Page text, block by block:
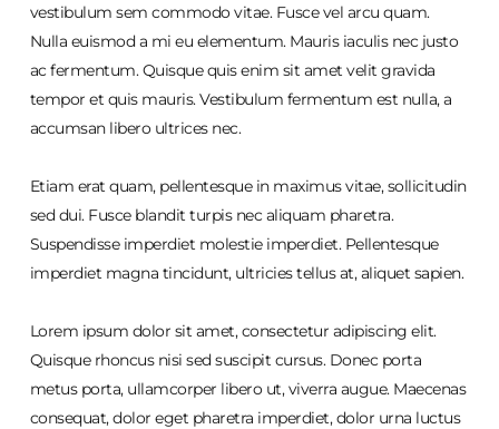
vestibulum sem commodo vitae. Fusce vel arcu quam.
Nulla euismod a mi eu elementum. Mauris iaculis nec justo
ac fermentum. Quisque quis enim sit amet velit gravida
tempor et quis mauris. Vestibulum fermentum est nulla, a
accumsan libero ultrices nec.
Etiam erat quam, pellentesque in maximus vitae, sollicitudin
sed dui. Fusce blandit turpis nec aliquam pharetra.
Suspendisse imperdiet molestie imperdiet. Pellentesque
imperdiet magna tincidunt, ultricies tellus at, aliquet sapien.
Lorem ipsum dolor sit amet, consectetur adipiscing elit.
Quisque rhoncus nisi sed suscipit cursus. Donec porta
metus porta, ullamcorper libero ut, viverra augue. Maecenas
consequat, dolor eget pharetra imperdiet, dolor urna luctus